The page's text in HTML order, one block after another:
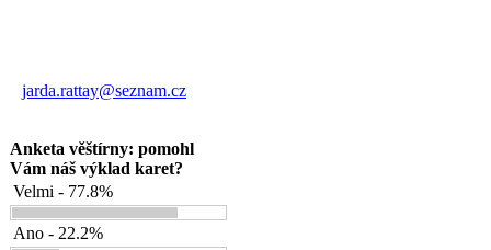
jarda.rattay@seznam.cz
Anketa věštírny: pomohl
Vám náš výklad karet?
Velmi - 77.8%
Ano - 22.2%